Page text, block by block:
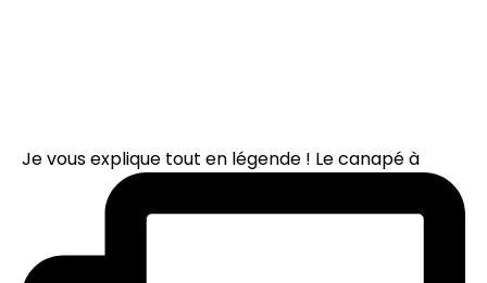
Je vous explique tout en légende ! Le canapé à